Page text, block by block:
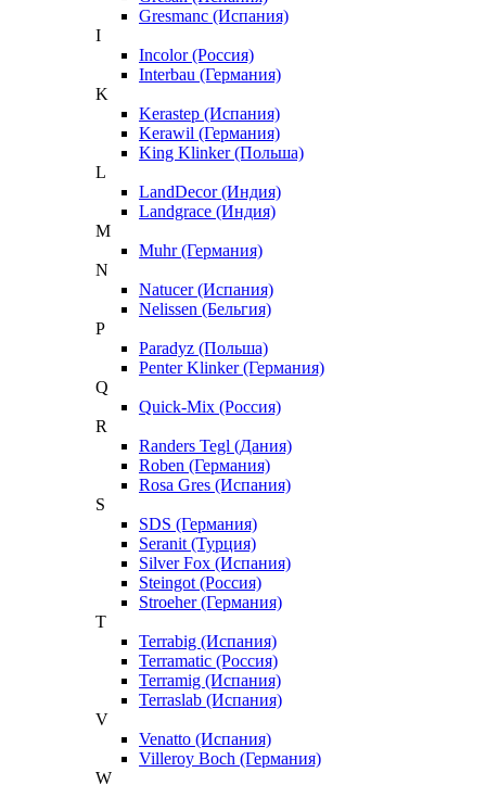
Gresmanc (Испания)
I
Incolor (Россия)
Interbau (Германия)
K
Kerastep (Испания)
Kerawil (Германия)
King Klinker (Польша)
L
LandDecor (Индия)
Landgrace (Индия)
M
Muhr (Германия)
N
Natucer (Испания)
Nelissen (Бельгия)
P
Paradyz (Польша)
Penter Klinker (Германия)
Q
Quick-Mix (Россия)
R
Randers Tegl (Дания)
Roben (Германия)
Rosa Gres (Испания)
S
SDS (Германия)
Seranit (Турция)
Silver Fox (Испания)
Steingot (Россия)
Stroeher (Германия)
T
Terrabig (Испания)
Terramatic (Россия)
Terramig (Испания)
Terraslab (Испания)
V
Venatto (Испания)
Villeroy Boch (Германия)
W